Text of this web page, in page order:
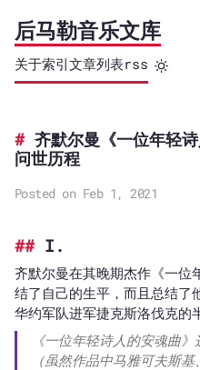
后马勒音乐文库
关于索引文章列表rss
齐默尔曼《一位年轻
问世历程
Posted on Feb 1, 2021
I.
齐默尔曼在其晚期杰作《一位
结了自己的生平，而且总结了
华约军队进军捷克斯洛伐克的
《一位年轻诗人的安魂曲
（虽然作品中马雅可夫斯